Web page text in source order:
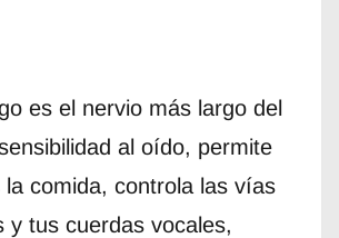
es el nervio más largo del
al oído, permite
comida, controla las vías
y tus cuerdas vocales,